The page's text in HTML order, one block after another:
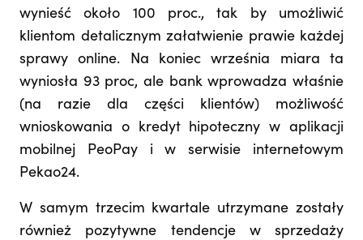
wynieść około 100 proc., tak by umożliwić
klientom detalicznym załatwienie prawie każdej
sprawy online. Na koniec września miara ta
wyniosła 93 proc, ale bank wprowadza właśnie
(na razie dla części klientów) możliwość
wnioskowania o kredyt hipoteczny w aplikacji
mobilnej PeoPay i w serwisie internetowym
Pekao24.
W samym trzecim kwartale utrzymane zostały
również pozytywne tendencje w sprzedaży